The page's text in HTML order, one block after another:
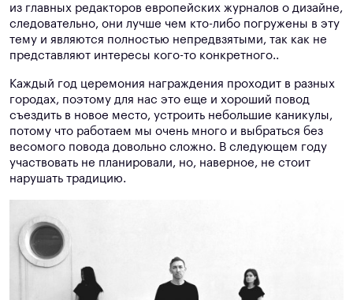
из главных редакторов европейских журналов о дизайне,
следовательно, они лучше чем кто-либо погружены в эту
тему и являются полностью непредвзятыми, так как не
представляют интересы кого-то конкретного..
Каждый год церемония награждения проходит в разных
городах, поэтому для нас это еще и хороший повод
съездить в новое место, устроить небольшие каникулы,
потому что работаем мы очень много и выбраться без
весомого повода довольно сложно. В следующем году
участвовать не планировали, но, наверное, не стоит
нарушать традицию.